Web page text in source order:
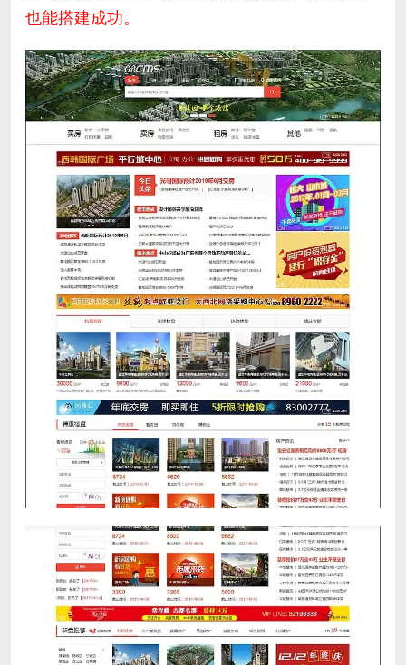
也能搭建成功。